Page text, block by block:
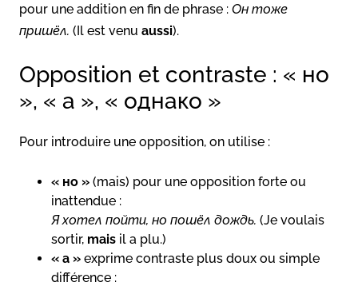
pour une addition en fin de phrase : Он тоже
пришёл. (Il est venu aussi).
Opposition et contraste : « но
», « а », « однако »
Pour introduire une opposition, on utilise :
« но » (mais) pour une opposition forte ou
inattendue :
Я хотел пойти, но пошёл дождь. (Je voulais
sortir, mais il a plu.)
« а » exprime contraste plus doux ou simple
différence :